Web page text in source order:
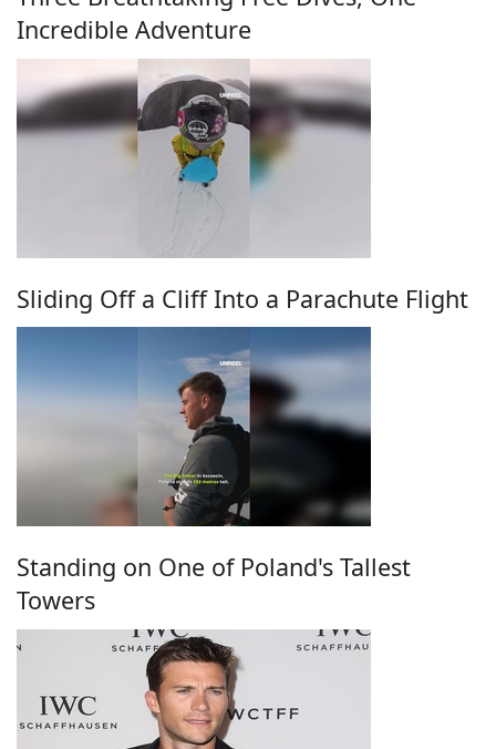
Incredible Adventure
Sliding Off a Cliff Into a Parachute Flight
Standing on One of Poland's Tallest
Towers